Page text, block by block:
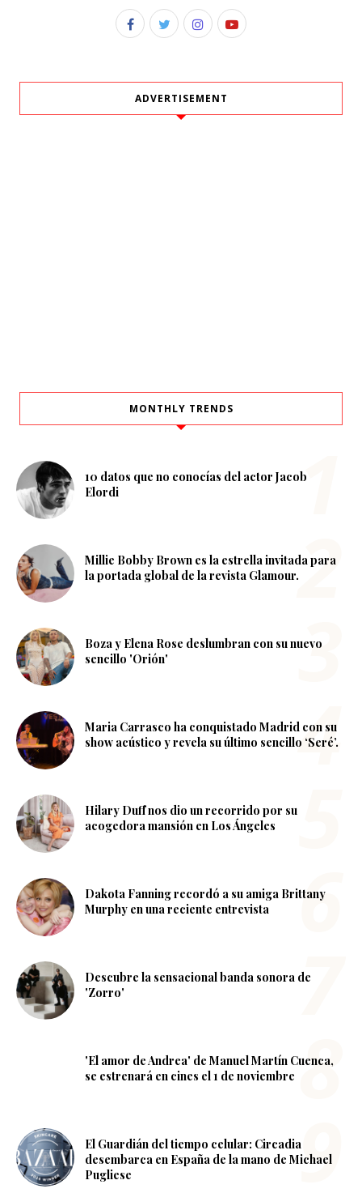
ADVERTISEMENT
MONTHLY TRENDS
10 datos que no conocías del actor Jacob
Elordi
Millie Bobby Brown es la estrella invitada para
la portada global de la revista Glamour.
Boza y Elena Rose deslumbran con su nuevo
sencillo 'Orión'
Maria Carrasco ha conquistado Madrid con su
show acústico y revela su último sencillo ‘Seré’.
Hilary Duff nos dio un recorrido por su
acogedora mansión en Los Ángeles
Dakota Fanning recordó a su amiga Brittany
Murphy en una reciente entrevista
Descubre la sensacional banda sonora de
'Zorro'
'El amor de Andrea' de Manuel Martín Cuenca,
se estrenará en cines el 1 de noviembre
El Guardián del tiempo celular: Circadia
desembarca en España de la mano de Michael
Pugliese